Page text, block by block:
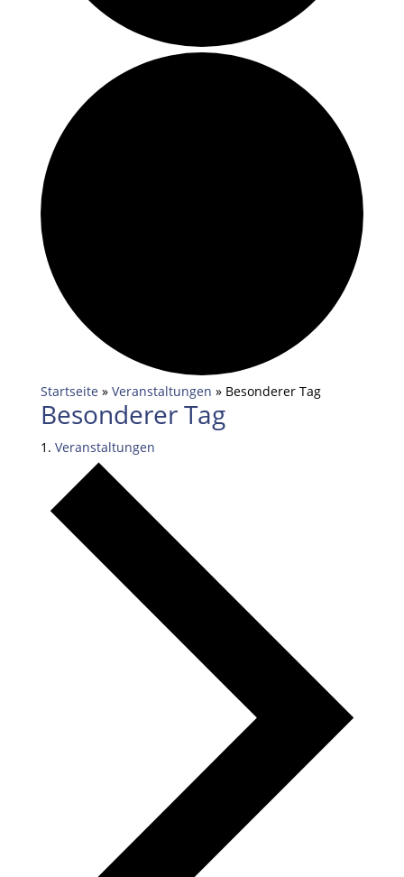
Startseite » Veranstaltungen » Besonderer Tag
Besonderer Tag
Veranstaltungen